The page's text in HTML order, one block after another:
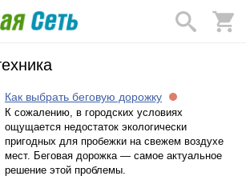
Как выбрать беговую дорожку
К сожалению, в городских условиях
ощущается недостаток экологически
пригодных для пробежки на свежем воздухе
мест. Беговая дорожка — самое актуальное
решение этой проблемы.